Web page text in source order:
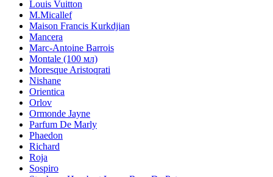
Louis Vuitton
M.Micallef
Maison Francis Kurkdjian
Mancera
Marc-Antoine Barrois
Montale (100 мл)
Moresque Aristoqrati
Nishane
Orientica
Orlov
Ormonde Jayne
Parfum De Marly
Phaedon
Richard
Roja
Sospiro